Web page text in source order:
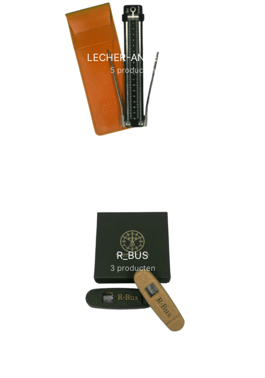
LECHER-ANTENNE
5 producten
R_BUS
3 producten